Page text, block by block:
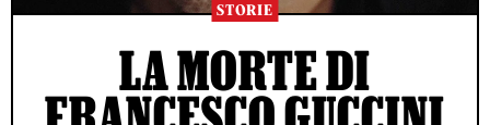
STORIE
LA MORTE DI